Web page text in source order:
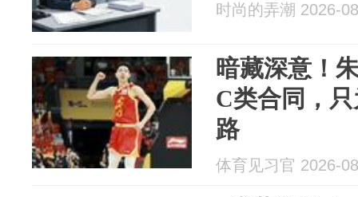
时尚的弄潮 2026-
暗藏深意！
C类合同，
路
体育见习官 2026-